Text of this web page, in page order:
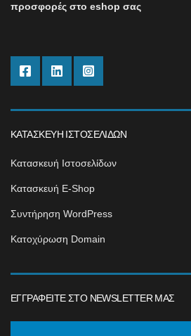
προσφορές στο eshop σας
ΚΑΤΑΣΚΕΥΉ ΙΣΤΟΣΕΛΊΔΩΝ
Κατασκευή Ιστοσελίδων
Κατασκευή E-Shop
Συντήρηση WordPress
Κατοχύρωση Domain
ΕΓΓΡΑΦΕΊΤΕ ΣΤΟ NEWSLETTER ΜΑΣ